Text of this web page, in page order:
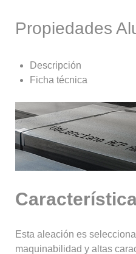
Propiedades
Descripción
Ficha técnica
Esta aleación es
maquinabilidad y altas